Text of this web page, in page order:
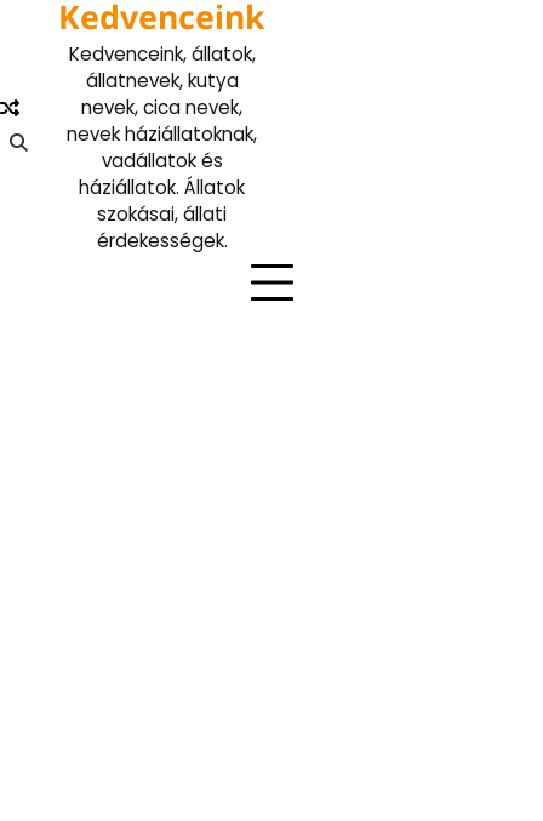
Kedvenceink
Kedvenceink, állatok,
állatnevek, kutya
nevek, cica nevek,
nevek háziállatoknak,
vadállatok és
háziállatok. Állatok
szokásai, állati
érdekességek.